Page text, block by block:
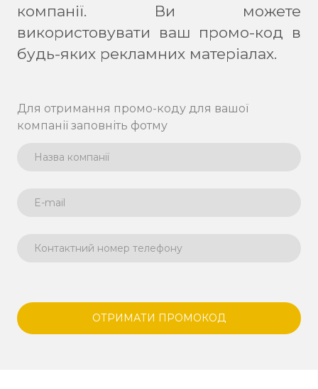
компанії. Ви можете
використовувати ваш промо-код в
будь-яких рекламних матеріалах.
Для отримання промо-коду для вашої
компанії заповніть фотму
ОТРИМАТИ ПРОМОКОД